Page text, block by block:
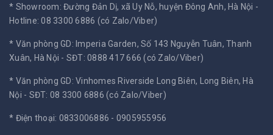
* Showroom: Đường Đản Dị, xã Uy Nỗ, huyện Đông Anh, Hà Nội -
Hotline: 08 3300 6886 (có Zalo/Viber)
* Văn phòng GD: Imperia Garden, Số 143 Nguyễn Tuân, Thanh
Xuân, Hà Nội - SĐT: 0888 417 666 (có Zalo/Viber)
* Văn phòng GD: Vinhomes Riverside Long Biên, Long Biên, Hà
Nội - SĐT: 08 3300 6886 (có Zalo/Viber)
* Điện thoại: 0833006886 - 0905955956